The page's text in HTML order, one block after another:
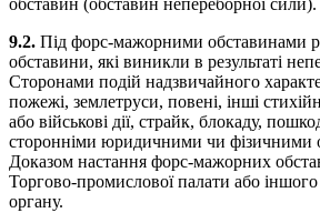
обставин (обставин непереборної сили).
9.2. Під форс-мажорними обставинами
обставини, які виникли в результаті
Сторонами подій надзвичайного
пожежі, землетруси, повені, інші
або військові дії, страйк, блокаду,
сторонніми юридичними чи фізичними
Доказом настання форс-мажорних
Торгово-промислової палати або
органу.